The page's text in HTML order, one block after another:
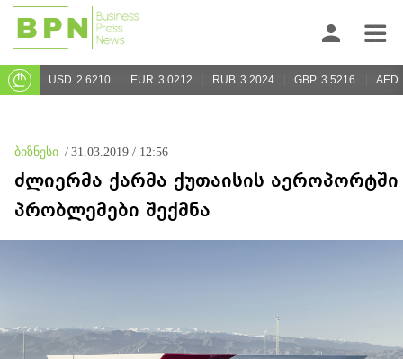
USD 2.6210 EUR 3.0212 RUB 3.2024 GBP 3.5216 AED
ბიზნესი / 31.03.2019 / 12:56
ძლიერმა ქარმა ქუთაისის აეროპორტში
პრობლემები შექმნა